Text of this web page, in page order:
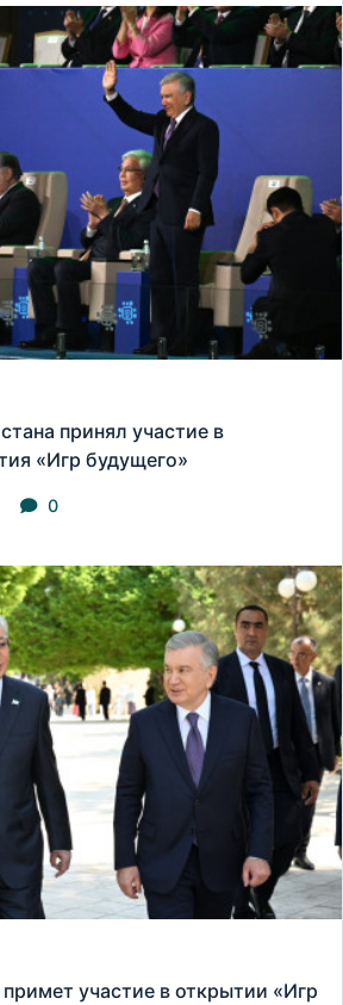
принял участие в
«Игр будущего»
0
участие в открытии «Игр